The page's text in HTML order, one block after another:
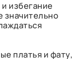
избегание
значительно
платья и фату,